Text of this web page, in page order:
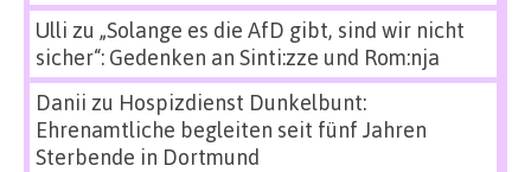
Ulli zu „Solange es die AfD gibt, sind wir nicht
sicher“: Gedenken an Sinti:zze und Rom:nja
Danii zu Hospizdienst Dunkelbunt:
Ehrenamtliche begleiten seit fünf Jahren
Sterbende in Dortmund